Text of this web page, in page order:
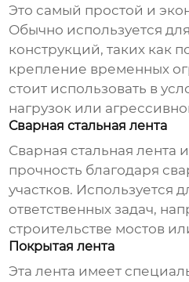
Это самый простой и
Обычно используется
конструкций, таких как
крепление временных
стоит использовать в
нагрузок или
Сварная стальная лента
Сварная стальная лента
прочность благодаря
участков. Используется
ответственных задач,
строительстве мостов
Покрытая лента
Эта лента имеет